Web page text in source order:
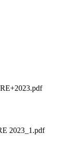
2023_1.pdf